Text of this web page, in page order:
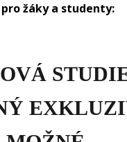
žáky a studenty: